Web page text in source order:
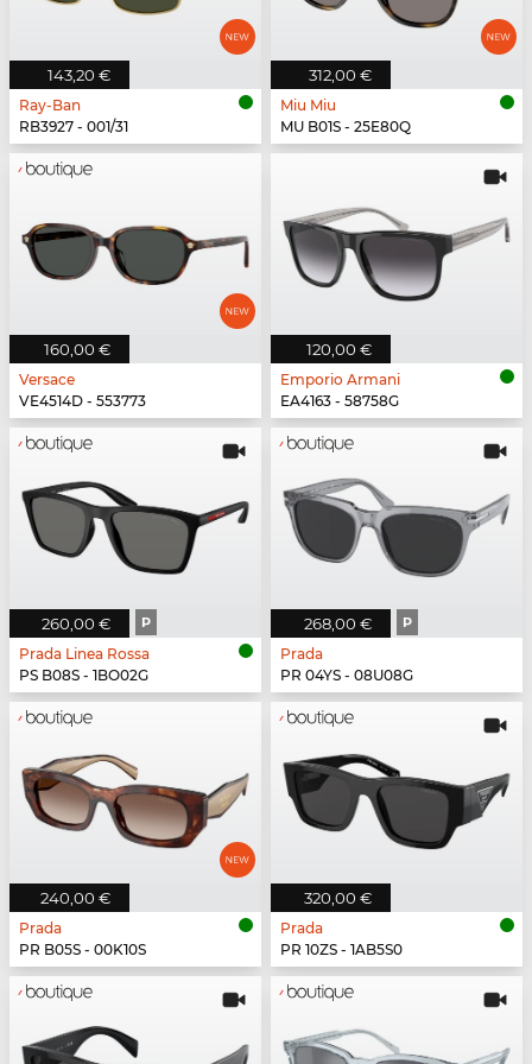
143,20 €
Ray-Ban
RB3927 - 001/31
312,00 €
Miu Miu
MU B01S - 25E80Q
160,00 €
Versace
VE4514D - 553773
120,00 €
Emporio Armani
EA4163 - 58758G
260,00 € P
Prada Linea Rossa
PS B08S - 1BO02G
268,00 € P
Prada
PR 04YS - 08U08G
240,00 €
Prada
PR B05S - 00K10S
320,00 €
Prada
PR 10ZS - 1AB5S0